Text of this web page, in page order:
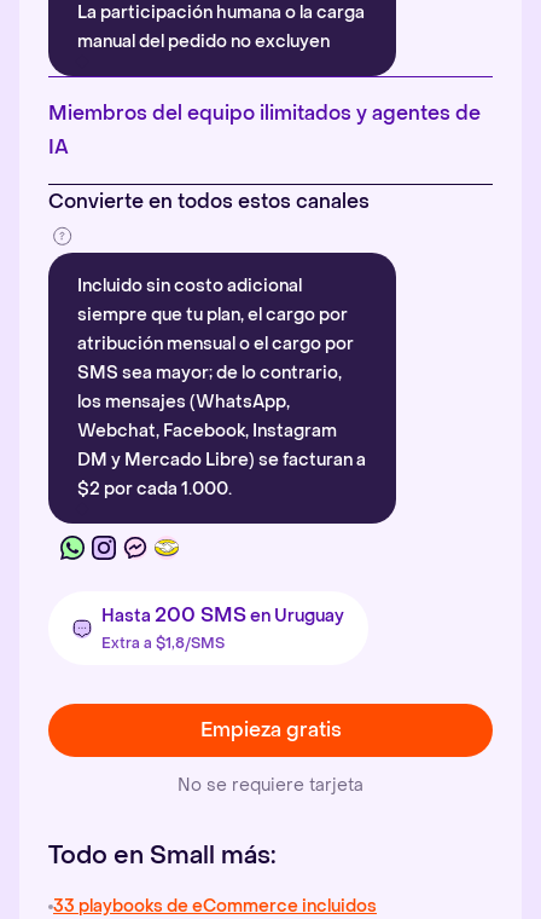
La participación humana o la carga
manual del pedido no excluyen
automáticamente la atribución.
Más información
Miembros del equipo ilimitados y agentes de
IA
Convierte en todos estos canales
Incluido sin costo adicional
siempre que tu plan, el cargo por
atribución mensual o el cargo por
SMS sea mayor; de lo contrario,
los mensajes (WhatsApp,
Webchat, Facebook, Instagram
DM y Mercado Libre) se facturan a
$2 por cada 1.000.
Hasta 200 SMSen Uruguay
Extra a $1,8/SMS
Empieza gratis
No se requiere tarjeta
Todo en Small más:
33 playbooks de eCommerce incluidos